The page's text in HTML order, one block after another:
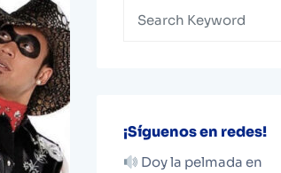
¡Síguenos en redes!
Doy la pelmada en